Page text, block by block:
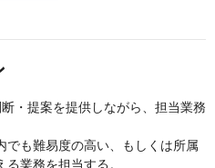
・提案を提供しながら、担当業務
でも難易度の高い、もしくは所属
業務を担当する。